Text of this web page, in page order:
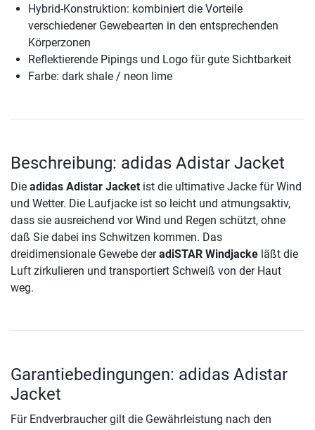
Hybrid-Konstruktion: kombiniert die Vorteile
verschiedener Gewebearten in den entsprechenden
Körperzonen
Reflektierende Pipings und Logo für gute Sichtbarkeit
Farbe: dark shale / neon lime
Beschreibung: adidas Adistar Jacket
Die adidas Adistar Jacket ist die ultimative Jacke für Wind
und Wetter. Die Laufjacke ist so leicht und atmungsaktiv,
dass sie ausreichend vor Wind und Regen schützt, ohne
daß Sie dabei ins Schwitzen kommen. Das
dreidimensionale Gewebe deradiSTAR Windjacke läßt die
Luft zirkulieren und transportiert Schweiß von der Haut
weg.
Garantiebedingungen: adidas Adistar
Jacket
Für Endverbraucher gilt die Gewährleistung nach den